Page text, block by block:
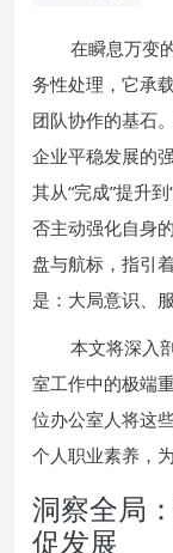
在瞬息万变
务性处理，它承
团队协作的基石
企业平稳发展的
其从“完成”提升
否主动强化自身
盘与航标，指引
是：大局意识、
本文将深入
室工作中的极端
位办公室人将这
个人职业素养，
洞察全局
促发展